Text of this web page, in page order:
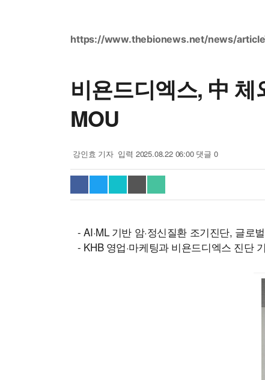
https://www.thebionews.net/news/
비욘드디엑스, 中 체
MOU
기
자
명
강인효 기자 입력 2025.08.22 06:00댓글 0
- AI·ML 기반 암·정신질환 조기진단, 글로
- KHB 영업·마케팅과 비욘드디엑스 진단